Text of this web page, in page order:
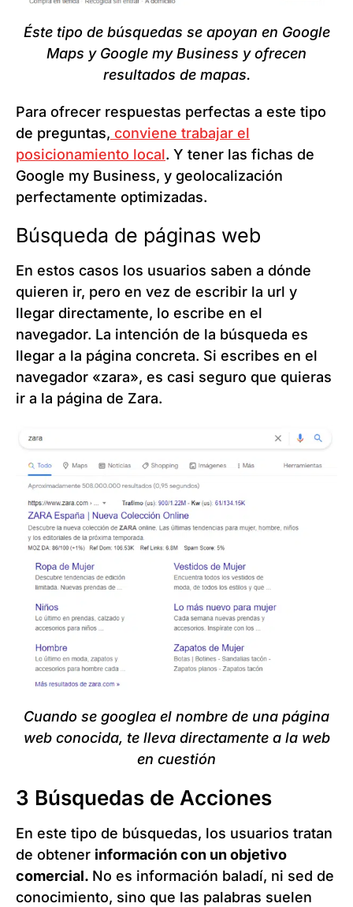
Éste tipo de búsquedas se apoyan en Google
Maps y Google my Business y ofrecen
resultados de mapas.
Para ofrecer respuestas perfectas a este tipo
de preguntas, conviene trabajar el
posicionamiento local. Y tener las fichas de
Google my Business, y geolocalización
perfectamente optimizadas.
Búsqueda de páginas web
En estos casos los usuarios saben a dónde
quieren ir, pero en vez de escribir la url y
llegar directamente, lo escribe en el
navegador. La intención de la búsqueda es
llegar a la página concreta. Si escribes en el
navegador «zara», es casi seguro que quieras
ir a la página de Zara.
Cuando se googlea el nombre de una página
web conocida, te lleva directamente a la web
en cuestión
3 Búsquedas de Acciones
En este tipo de búsquedas, los usuarios tratan
de obtener información con un objetivo
comercial. No es información baladí, ni sed de
conocimiento, sino que las palabras suelen